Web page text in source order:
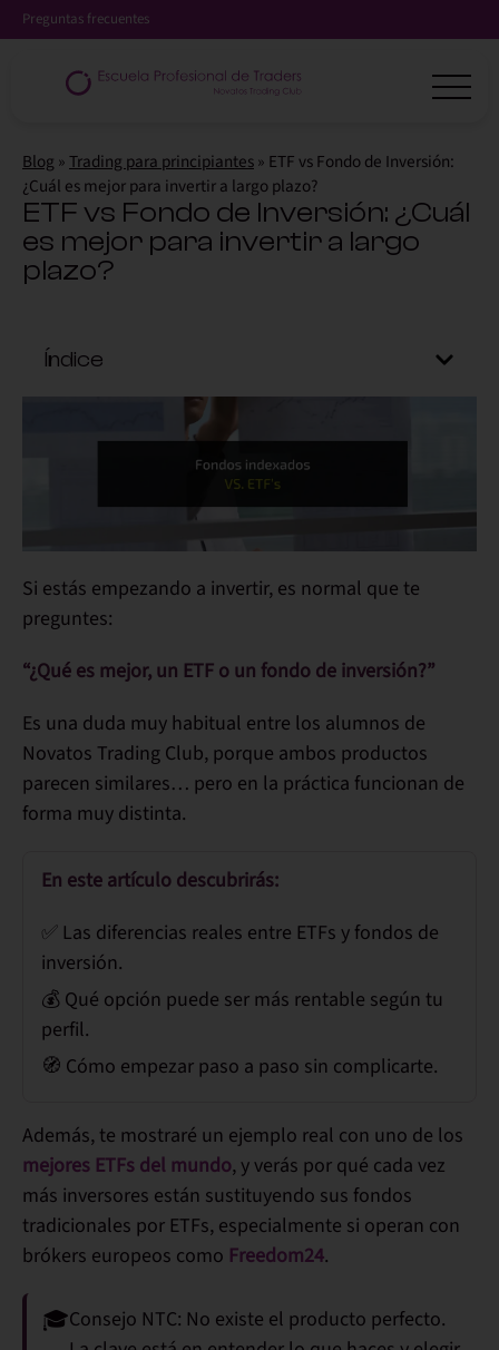
Preguntas frecuentes
Blog »Trading para principiantes» ETF vs Fondo de Inversión:
¿Cuál es mejor para invertir a largo plazo?
ETF vs Fondo de Inversión: ¿Cuál
es mejor para invertir a largo
plazo?
Índice
Si estás empezando a invertir, es normal que te
preguntes:
“¿Qué es mejor, un ETF o un fondo de inversión?”
Es una duda muy habitual entre los alumnos de
Novatos Trading Club, porque ambos productos
parecen similares… pero en la práctica funcionan de
forma muy distinta.
En este artículo descubrirás:
✅ Las diferencias reales entre ETFs y fondos de
inversión.
💰 Qué opción puede ser más rentable según tu
perfil.
🧭 Cómo empezar paso a paso sin complicarte.
Además, te mostraré un ejemplo real con uno de los
mejores ETFs del mundo, y verás por qué cada vez
más inversores están sustituyendo sus fondos
tradicionales por ETFs, especialmente si operan con
brókers europeos como Freedom24.
🎓Consejo NTC: No existe el producto perfecto.